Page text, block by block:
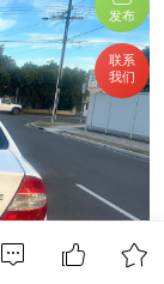
发布
联系
我们